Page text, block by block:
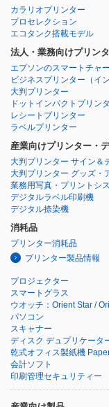
カラリオプリンター
プロセレクション
エコタンク搭載モデル
法人・業務向けプリン
エプソンのスマートチャ
ビジネスプリンター （イ
大判プリンター
ドットインパクトプリン
レシートプリンター
ラベルプリンター
産業向けプリンター・
大判プリンター サイン＆
大判プリンター グッズ・
業務用写真・プリントシ
デジタルラベル印刷機
デジタル捺染機
消耗品
プリンター消耗品
プリンター製品情報
プロジェクター
スマートグラス
ウオッチ：Orient Star /
パソコン
スキャナー
ディスク デュプリケータ
乾式オフィス製紙機
会計ソフト
印刷管理セキュリティー